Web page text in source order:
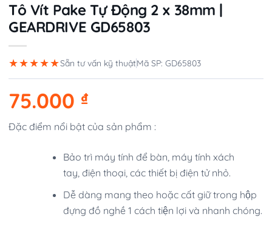
Tô Vít Pake Tự Động 2 x 38mm |
GEARDRIVE GD65803
★★★★★Sẵn tư vấn kỹ thuậtMã SP: GD65803
75.000 ₫
Đặc điểm nổi bật của sản phẩm :
Bảo trì máy tính để bàn, máy tính xách
tay, điện thoại, các thiết bị điện tử nhỏ.
Dễ dàng mang theo hoặc cất giữ trong hộp
đựng đồ nghề 1 cách tiện lợi và nhanh chóng.